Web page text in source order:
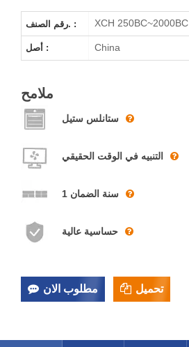
رقم الصنف. : XCH 250BC~2000BC
أصل : China
ملامح
ستانلس ستيل
التنبيه في الوقت الحقيقي
1 سنة الضمان
حساسية عالية
مطلوب الان تحميل